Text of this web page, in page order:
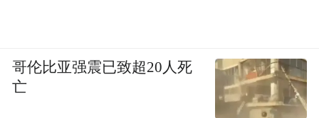
哥伦比亚强震已致超20人死
亡